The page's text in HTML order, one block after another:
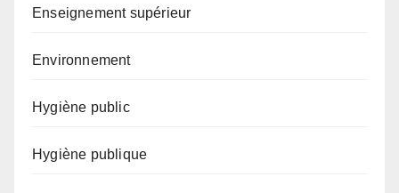
Enseignement supérieur
Environnement
Hygiène public
Hygiène publique